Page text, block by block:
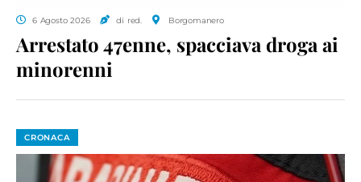
6 Agosto 2026 di red. Borgomanero
Arrestato 47enne, spacciava droga ai
minorenni
CRONACA